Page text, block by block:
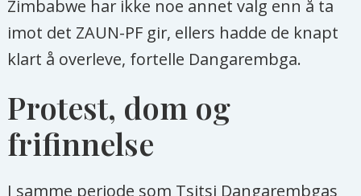
Not kom ut i 2006. Hennes tredje og til
nå siste roman, This Mournable Body,
kom ut i 2018. Romantrilogien forteller
om jenta Tambudzais oppvekst og
voksne liv. På norsk foreligger også
hennes essay «Svart og kvinne».
Romanene er smertefulle fortellinger
Zimbabwe har ikke noe annet valg enn å ta
imot det ZAUN-PF gir, ellers hadde de knapt
klart å overleve, fortelle Dangarembga.
Protest, dom og
frifinnelse
I samme periode som Tsitsi Dangarembgas